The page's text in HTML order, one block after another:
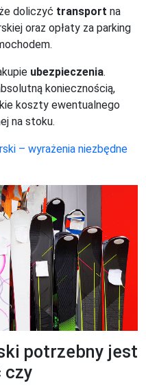
doliczyć transport na
oraz opłaty za parking
ubezpieczenia.
koniecznością,
koszty ewentualnego
na stoku.
– wyrażenia niezbędne
potrzebny jest
czy